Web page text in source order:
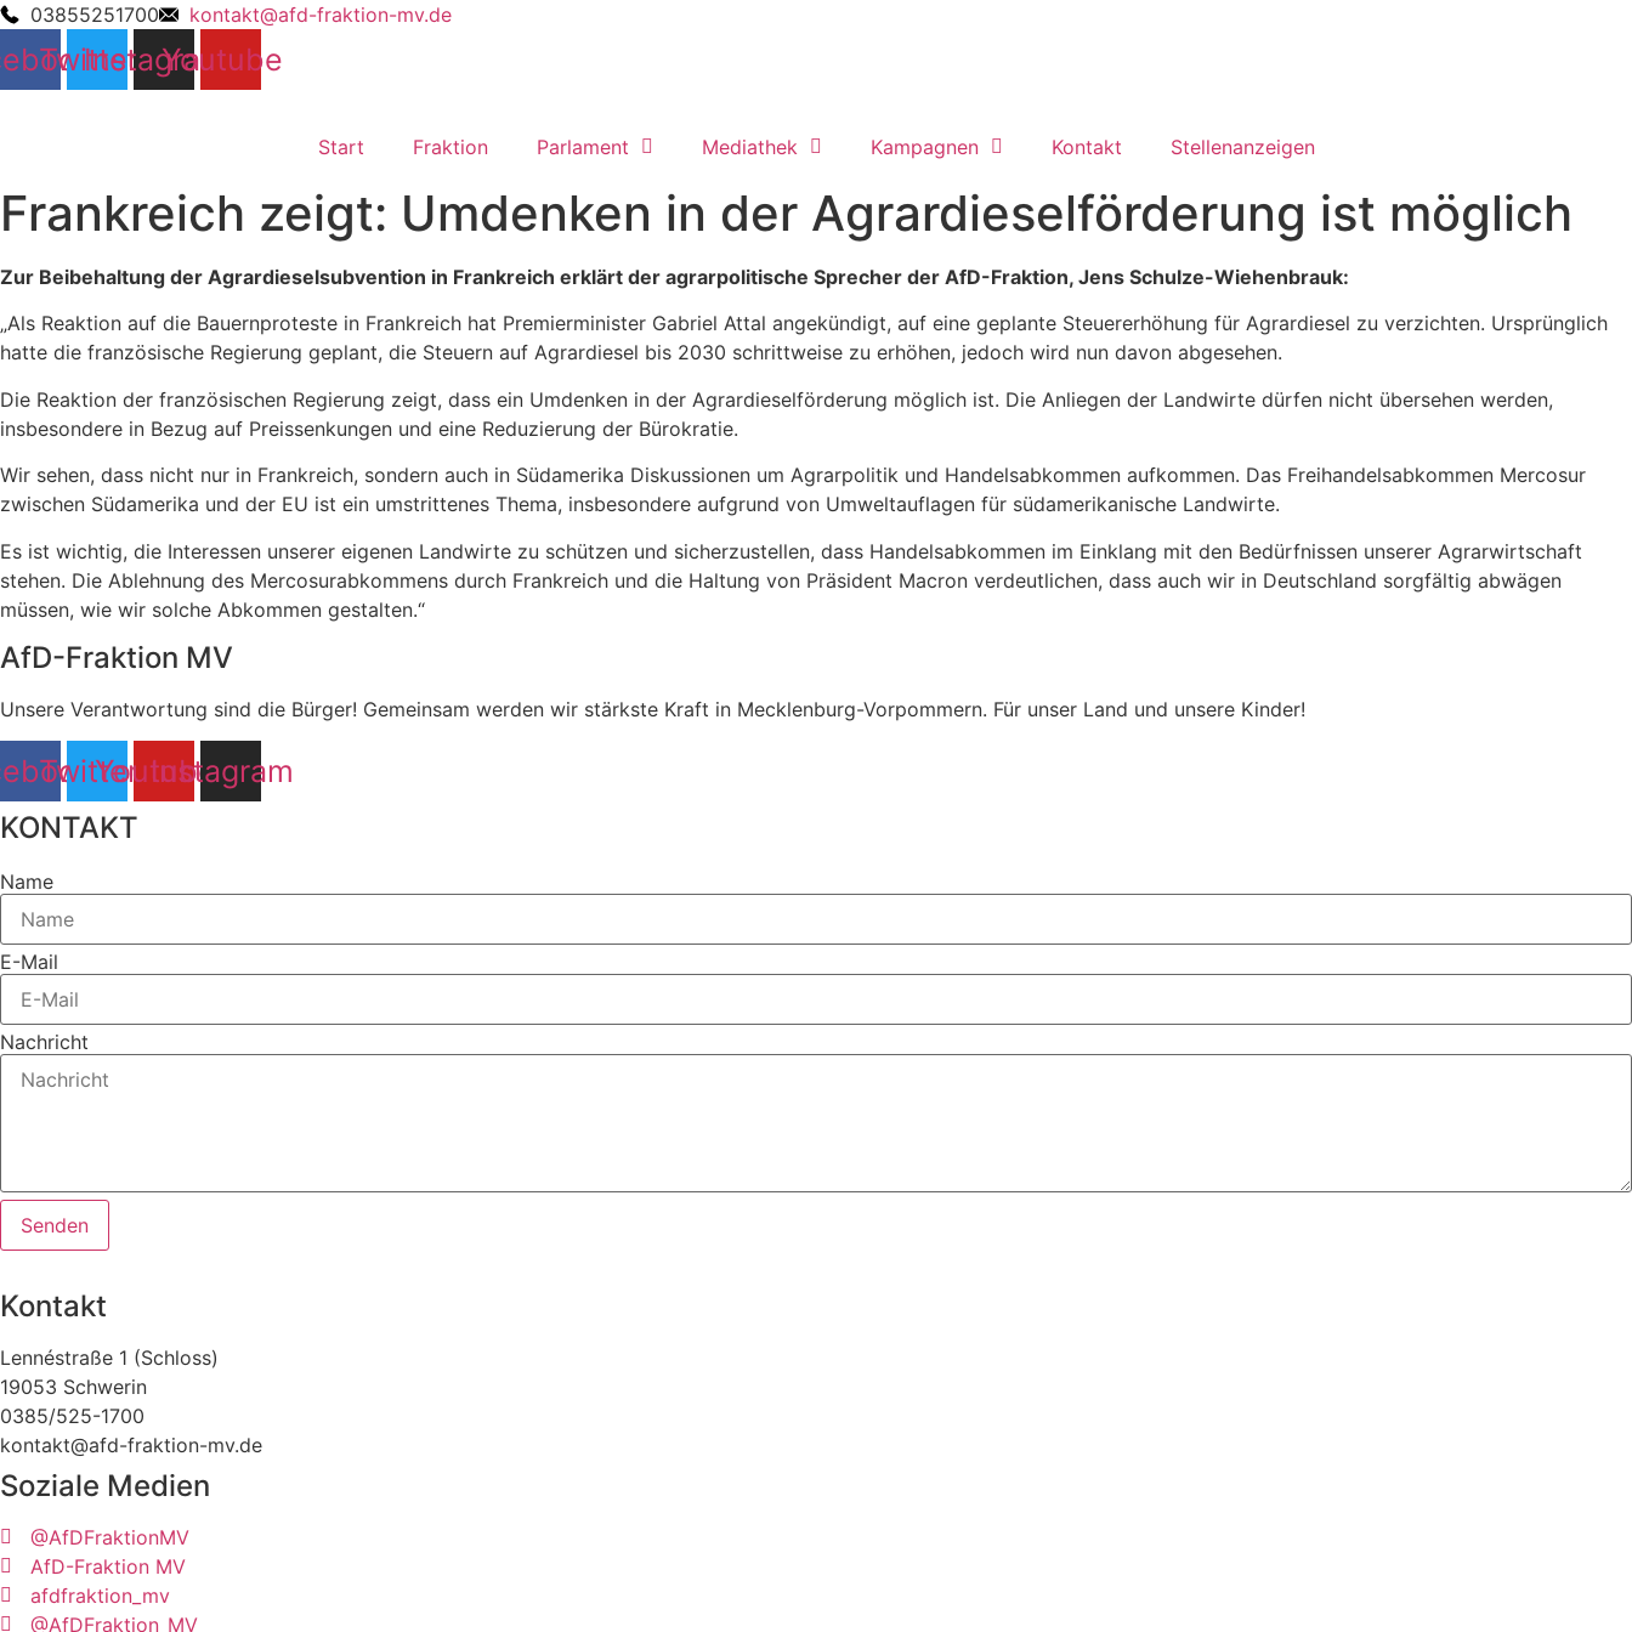
03855251700 kontakt@afd-fraktion-mv.de
Twitter
Instagram
Youtube
Start Fraktion Parlament Mediathek Kampagnen Kontakt Stellenanzeigen
Frankreich zeigt: Umdenken in der Agrardieselförderung ist möglich
Zur Beibehaltung der Agrardieselsubvention in Frankreich erklärt der agrarpolitische Sprecher der AfD-Fraktion, Jens Schulze-Wiehenbrauk:
„Als Reaktion auf die Bauernproteste in Frankreich hat Premierminister Gabriel Attal angekündigt, auf eine geplante Steuererhöhung für Agrardiesel zu verzichten. Ursprünglich
hatte die französische Regierung geplant, die Steuern auf Agrardiesel bis 2030 schrittweise zu erhöhen, jedoch wird nun davon abgesehen.
Die Reaktion der französischen Regierung zeigt, dass ein Umdenken in der Agrardieselförderung möglich ist. Die Anliegen der Landwirte dürfen nicht übersehen werden,
insbesondere in Bezug auf Preissenkungen und eine Reduzierung der Bürokratie.
Wir sehen, dass nicht nur in Frankreich, sondern auch in Südamerika Diskussionen um Agrarpolitik und Handelsabkommen aufkommen. Das Freihandelsabkommen Mercosur
zwischen Südamerika und der EU ist ein umstrittenes Thema, insbesondere aufgrund von Umweltauflagen für südamerikanische Landwirte.
Es ist wichtig, die Interessen unserer eigenen Landwirte zu schützen und sicherzustellen, dass Handelsabkommen im Einklang mit den Bedürfnissen unserer Agrarwirtschaft
stehen. Die Ablehnung des Mercosurabkommens durch Frankreich und die Haltung von Präsident Macron verdeutlichen, dass auch wir in Deutschland sorgfältig abwägen
müssen, wie wir solche Abkommen gestalten.“
AfD-Fraktion MV
Unsere Verantwortung sind die Bürger! Gemeinsam werden wir stärkste Kraft in Mecklenburg-Vorpommern. Für unser Land und unsere Kinder!
TwitterYoutube
Instagram
KONTAKT
Name
E-Mail
Nachricht
Senden
Kontakt
Lennéstraße 1 (Schloss)
19053 Schwerin
0385/525-1700
kontakt@afd-fraktion-mv.de
Soziale Medien
@AfDFraktionMV
AfD-Fraktion MV
afdfraktion_mv
@AfDFraktion_MV